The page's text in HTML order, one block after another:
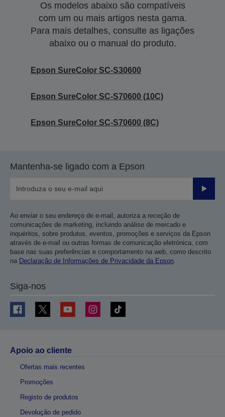
Os modelos abaixo são compatíveis
com um ou mais artigos nesta gama.
Para mais detalhes, consulte as ligações
abaixo ou o manual do produto.
Epson SureColor SC-S30600
Epson SureColor SC-S70600 (10C)
Epson SureColor SC-S70600 (8C)
Mantenha-se ligado com a Epson
Enviar
Ao enviar o seu endereço de e-mail, autoriza a receção de
comunicações de marketing, incluindo análise de mercado e
inquéritos, sobre produtos, eventos, promoções e serviços da Epson
através de e-mail ou outras formas de comunicação eletrónica, com
base nas suas preferências e comportamento na web, como descrito
na Declaração de Informações de Privacidade da Epson.
Siga-nos
Apoio ao cliente
Ofertas mais recentes
Promoções
Registo de produtos
Devolução de pedido